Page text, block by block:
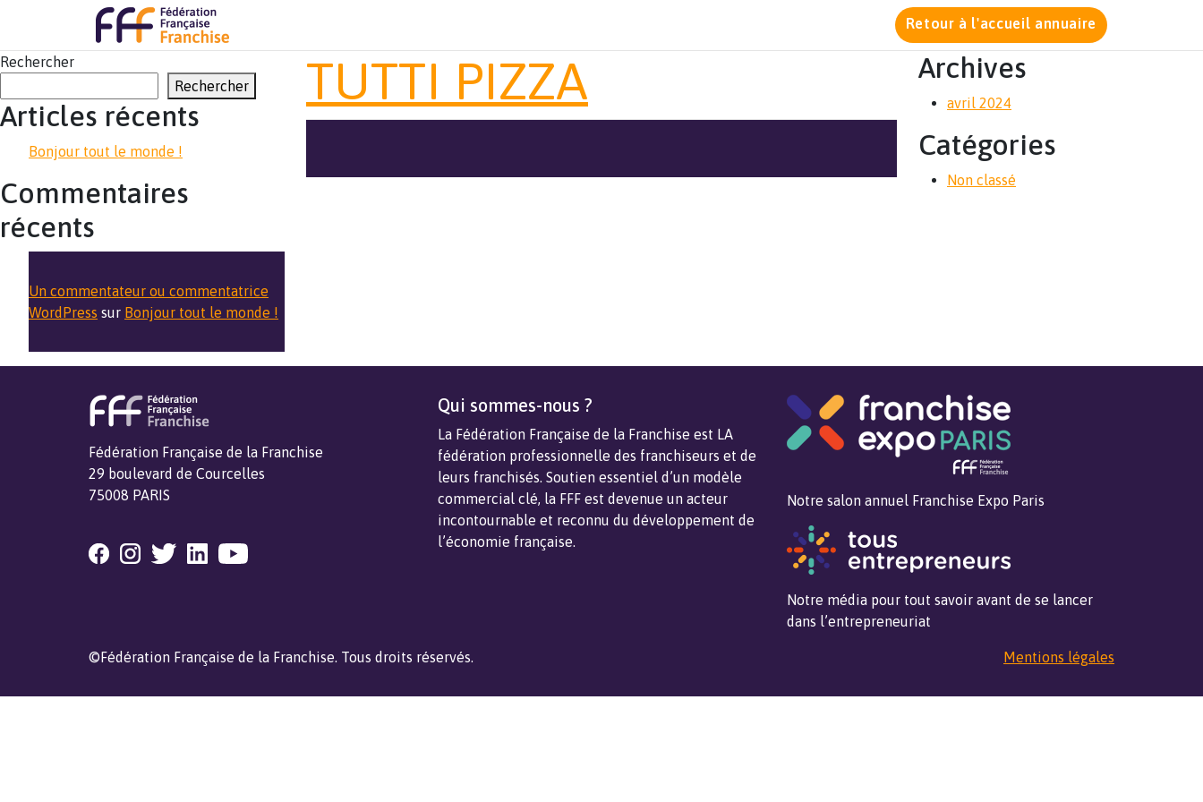
Retour à l'accueil annuaire
Rechercher
Rechercher
Articles récents
Bonjour tout le monde !
Commentaires
récents
Un commentateur ou commentatrice
WordPress sur Bonjour tout le monde !
TUTTI PIZZA Archives
avril 2024
Catégories
Non classé
Fédération Française de la Franchise
29 boulevard de Courcelles
75008 PARIS
Qui sommes-nous ?
La Fédération Française de la Franchise est LA
fédération professionnelle des franchiseurs et de
leurs franchisés. Soutien essentiel d’un modèle
commercial clé, la FFF est devenue un acteur
incontournable et reconnu du développement de
l’économie française.
Notre salon annuel Franchise Expo Paris
Notre média pour tout savoir avant de se lancer
dans l’entrepreneuriat
©Fédération Française de la Franchise. Tous droits réservés. Mentions légales